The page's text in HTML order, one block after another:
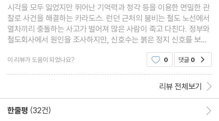
시각을 모두 잃었지만 뛰어난 기억력과 청각 등을 이용한 면밀한 관
찰로 사건을 해결하는 카라도스. 런던 근처의 붐비는 철도 노선에서
열차끼리 충돌하는 사고가 벌어져 많은 사람이 죽고 다친다. 정부와
철도회사에서 원인을 조사하지만, 신호수는 붉은 정지 신호를 보냈
고, 기관사는 녹색의 진행 신호를 봤다고 주장한다. 거기에 신호수가
기관사의 딸과 사귀고 있으나, 기관사가 그들
이 리뷰가 도움이 되었나요? 0 댓글 0
리뷰 전체보기
한줄평 (32건)